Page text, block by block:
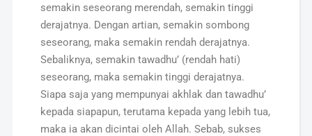
semakin seseorang merendah, semakin tinggi
derajatnya. Dengan artian, semakin sombong
seseorang, maka semakin rendah derajatnya.
Sebaliknya, semakin tawadhu’ (rendah hati)
seseorang, maka semakin tinggi derajatnya.
Siapa saja yang mempunyai akhlak dan tawadhu’
kepada siapapun, terutama kepada yang lebih tua,
maka ia akan dicintai oleh Allah. Sebab, sukses